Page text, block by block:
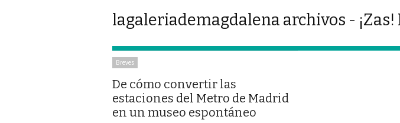
lagaleriademagdalena archivos -
Breves
De cómo convertir las
estaciones del Metro de Madrid
en un museo espontáneo